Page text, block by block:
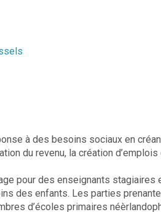
à des besoins sociaux en
du revenu, la création
pour des enseignants stagiaires
des enfants. Les parties
d’écoles primaires